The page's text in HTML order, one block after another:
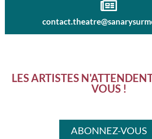
LES ARTISTES
VOUS !
ABONNEZ-VOUS